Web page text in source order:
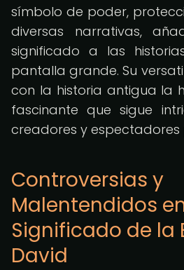
símbolo de poder,
diversas narrativas,
significado a las
pantalla grande. Su
con la historia antigua la
fascinante que sigue
creadores y espectadores
Controversias y
Malentendidos
Significado de la
David